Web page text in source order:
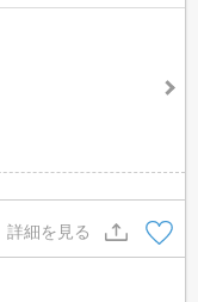
詳細を見る